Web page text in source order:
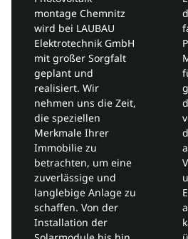
montage Chemnitz
wird bei LAUBAU
Elektrotechnik GmbH
mit großer Sorgfalt
geplant und
realisiert. Wir
nehmen uns die Zeit,
die speziellen
Merkmale Ihrer
Immobilie zu
betrachten, um eine
zuverlässige und
langlebige Anlage zu
schaffen. Von der
Installation der